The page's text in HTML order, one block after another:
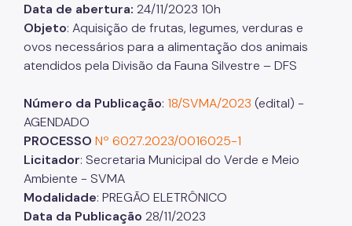
Data de abertura: 24/11/2023 10h
Objeto: Aquisição de frutas, legumes, verduras e
ovos necessários para a alimentação dos animais
atendidos pela Divisão da Fauna Silvestre – DFS
Número da Publicação: 18/SVMA/2023 (edital) -
AGENDADO
PROCESSO Nº 6027.2023/0016025-1
Licitador: Secretaria Municipal do Verde e Meio
Ambiente - SVMA
Modalidade: PREGÃO ELETRÔNICO
Data da Publicação 28/11/2023